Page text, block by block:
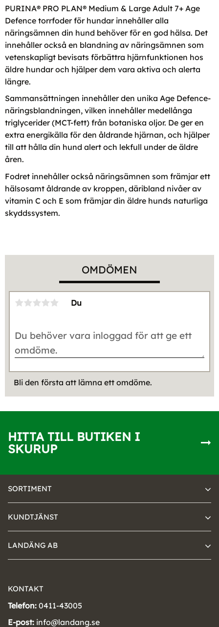
PURINA® PRO PLAN® Medium & Large Adult 7+ Age
Defence torrfoder för hundar innehåller alla
näringsämnen din hund behöver för en god hälsa. Det
innehåller också en blandning av näringsämnen som
vetenskapligt bevisats förbättra hjärnfunktionen hos
äldre hundar och hjälper dem vara aktiva och alerta
längre.
Sammansättningen innehåller den unika Age Defence-
näringsblandningen, vilken innehåller medellånga
triglycerider (MCT-fett) från botaniska oljor. De ger en
extra energikälla för den åldrande hjärnan, och hjälper
till att hålla din hund alert och lekfull under de äldre
åren.
Fodret innehåller också näringsämnen som främjar ett
hälsosamt åldrande av kroppen, däribland nivåer av
vitamin C och E som främjar din äldre hunds naturliga
skyddssystem.
OMDÖMEN
Du
Bli den första att lämna ett omdöme.
HITTA TILL BUTIKEN I
SKURUP
SORTIMENT
KUNDTJÄNST
LANDÄNG AB
KONTAKT
Telefon: 0411-43005
E-post: info@landang.se